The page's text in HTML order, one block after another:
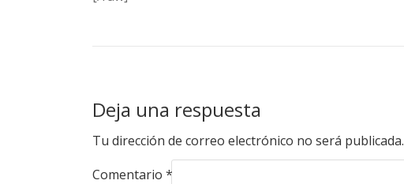
Deja una respuesta
Tu dirección de correo electrónico no será publicada.
Comentario *